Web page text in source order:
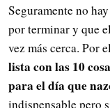
Seguramente no
por terminar y que
vez más cerca. Por
lista con las 10
para el día que
indispensable pero